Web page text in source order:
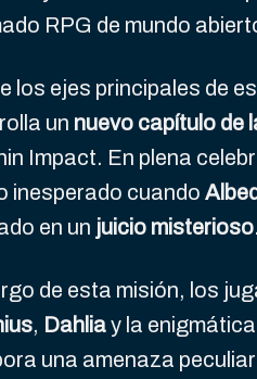
RPG de mundo
los ejes principales de
un nuevo capítulo de
Impact. En plena
inesperado cuando
en un juicio misterioso.
de esta misión, los
, Dahliay la enigmática
una amenaza